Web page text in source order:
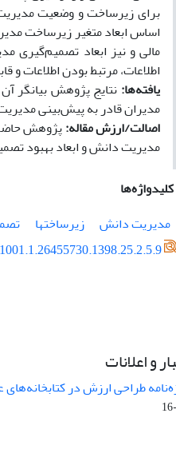
اساس ابعاد متغیر زیرساخت­
مالی و نیز ابعاد تصمیم‌­گیری
اطلاعات، مرتبط بودن اطلاعات و
یافته‌ها: نتایج پژوهش بیانگر
مدیران قادر به پیش‌بینی
اصالت/ارزش مقاله:پژوهش
مدیریت دانش و ابعاد بهبود
کلیدواژه‌ها
مدیریت دانش
زیرساختها
و اعلانات
طراحی ارزش در